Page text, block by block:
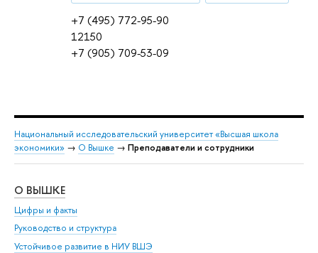
+7 (495) 772-95-90
12150
+7 (905) 709-53-09
Национальный исследовательский университет «Высшая школа
экономики» → О Вышке → Преподаватели и сотрудники
О ВЫШКЕ
Цифры и факты
Руководство и структура
Устойчивое развитие в НИУ ВШЭ